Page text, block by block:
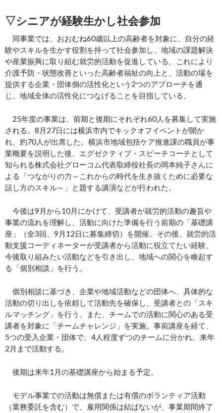
▽シニアが経験生かし社会参加
同事業では、おおむね60歳以上の高齢者を対象に、自分の経
験やスキルを生かす役割を持って社会参加し、地域の課題解決
や産業振興に取り組む就労的活動を促進している。これにより
介護予防・状態改善といった高齢者福祉の向上と、活動の場を
提供する企業・団体側の活性化という2つのアプローチを通
じ、地域全体の活性化につなげることを目指している。
25年度の事業は、前期と後期にそれぞれ60人を募集して実施
される。8月27日には横浜市内でキックオフイベントが開か
れ、約70人が出席した。横浜市地域包括ケア推進課の職員が事
業概要を説明した後、エグゼクティブ・スピーチコーチとして
知られる株式会社グローコム代表取締役社長の岡本純子さんに
よる「つながりの力～これからの時代を生き抜くために必要な
話し方のスキル～」と題する講演などが行われた。
今後は9月から10月にかけて、受講者が就労的活動の趣旨や
事業の流れを理解し、活動に向けた準備を行う前期の「基礎講
座」（全3回、9月12日に募集締切）を開催。その後、就労的活
動支援コーディネーターが受講者から活動に役立てたい経験、
今後取り組みたい活動などを引き出し、地域への関心を喚起す
る「個別相談」を行う。
個別相談に基づき、企業や地域活動などの団体へ、具体的な
活動の切り出しを依頼して活動先を確保し、受講者との「スキ
ルマッチング」を行う。また、チームでの活動に関心のある受
講者を対象に「チームチャレンジ」を実施。事前講座を経て、
5つの受入企業・団体で、4人程度ずつのチームに分かれ、来年
2月まで活動する。
後期は来年1月の基礎講座から始まる予定。
モデル事業での活動は無償または有償のボランティア活動
（業務委託を含む）で、雇用関係は結ばないが、事業期間終了